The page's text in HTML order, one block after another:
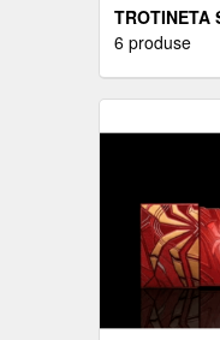
TROTINETA
6 produse